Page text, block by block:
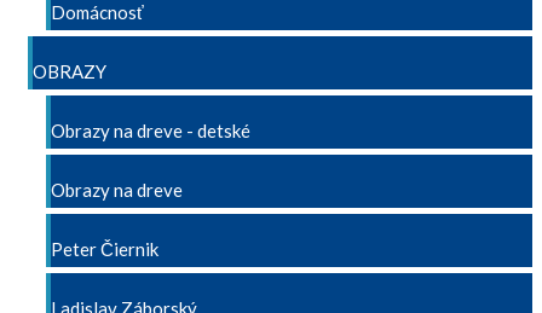
Domácnosť
OBRAZY
Obrazy na dreve - detské
Obrazy na dreve
Peter Čiernik
Ladislav Záborský